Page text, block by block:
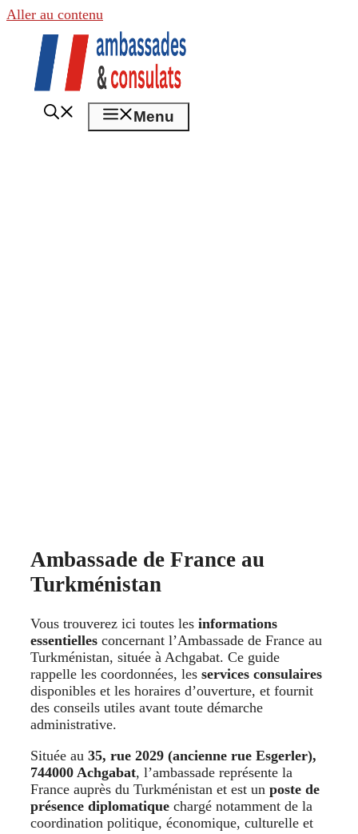
Aller au contenu
Menu
Ambassade de France au
Turkménistan
Vous trouverez ici toutes les informations
essentielles concernant l’Ambassade de France au
Turkménistan, située à Achgabat. Ce guide
rappelle les coordonnées, les services consulaires
disponibles et les horaires d’ouverture, et fournit
des conseils utiles avant toute démarche
administrative.
Située au 35, rue 2029 (ancienne rue Esgerler),
744000 Achgabat, l’ambassade représente la
France auprès du Turkménistan et est un poste de
présence diplomatique chargé notamment de la
coordination politique, économique, culturelle et